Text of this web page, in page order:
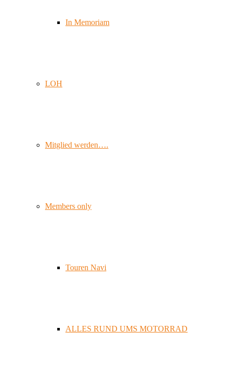
In Memoriam
LOH
Mitglied werden….
Members only
Touren Navi
ALLES RUND UMS MOTORRAD